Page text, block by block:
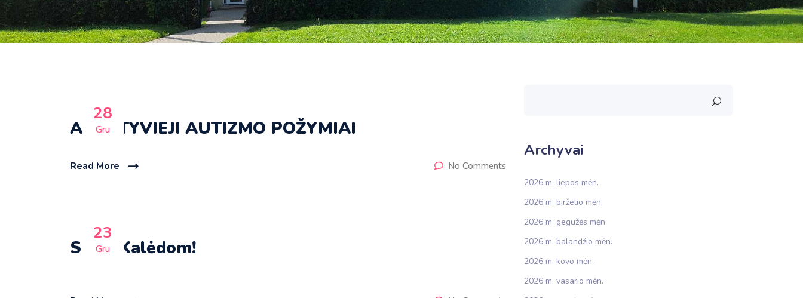
28
Gru
ANKSTYVIEJI AUTIZMO POŽYMIAI
Read More No Comments
23
Gru
Su Šv.Kalėdom!
Archyvai
2026 m. liepos mėn.
2026 m. birželio mėn.
2026 m. gegužės mėn.
2026 m. balandžio mėn.
2026 m. kovo mėn.
2026 m. vasario mėn.